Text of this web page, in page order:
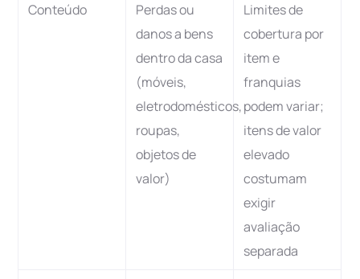
Conteúdo
Perdas ou
danos a bens
dentro da casa
(móveis,
eletrodomésticos,
roupas,
objetos de
valor)
Limites de
cobertura por
item e
franquias
podem variar;
itens de valor
elevado
costumam
exigir
avaliação
separada